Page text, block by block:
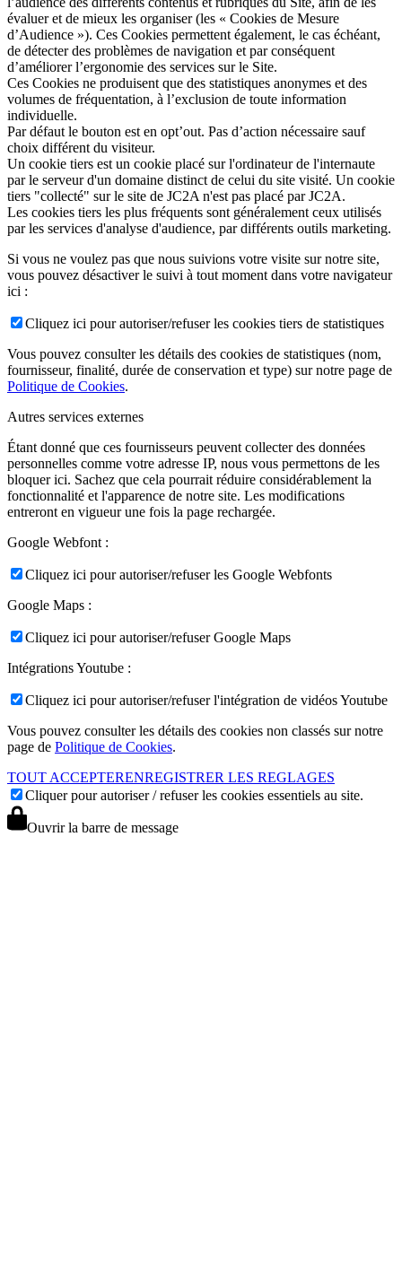
évaluer et de mieux les organiser (les « Cookies de Mesure
d’Audience »). Ces Cookies permettent également, le cas échéant,
de détecter des problèmes de navigation et par conséquent
d’améliorer l’ergonomie des services sur le Site.
Ces Cookies ne produisent que des statistiques anonymes et des
volumes de fréquentation, à l’exclusion de toute information
individuelle.
Par défaut le bouton est en opt’out. Pas d’action nécessaire sauf
choix différent du visiteur.
Un cookie tiers est un cookie placé sur l'ordinateur de l'internaute
par le serveur d'un domaine distinct de celui du site visité. Un cookie
tiers "collecté" sur le site de JC2A n'est pas placé par JC2A.
Les cookies tiers les plus fréquents sont généralement ceux utilisés
par les services d'analyse d'audience, par différents outils marketing.
Si vous ne voulez pas que nous suivions votre visite sur notre site,
vous pouvez désactiver le suivi à tout moment dans votre navigateur
ici :
Cliquez ici pour autoriser/refuser les cookies tiers de statistiques
Vous pouvez consulter les détails des cookies de statistiques (nom,
fournisseur, finalité, durée de conservation et type) sur notre page de
Politique de Cookies.
Autres services externes
Étant donné que ces fournisseurs peuvent collecter des données
personnelles comme votre adresse IP, nous vous permettons de les
bloquer ici. Sachez que cela pourrait réduire considérablement la
fonctionnalité et l'apparence de notre site. Les modifications
entreront en vigueur une fois la page rechargée.
Google Webfont :
Cliquez ici pour autoriser/refuser les Google Webfonts
Google Maps :
Cliquez ici pour autoriser/refuser Google Maps
Intégrations Youtube :
Cliquez ici pour autoriser/refuser l'intégration de vidéos Youtube
Vous pouvez consulter les détails des cookies non classés sur notre
page de Politique de Cookies.
TOUT ACCEPTERENREGISTRER LES REGLAGES
Cliquer pour autoriser / refuser les cookies essentiels au site.
Ouvrir la barre de message